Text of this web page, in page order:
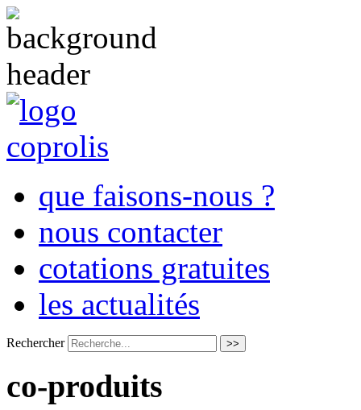
que faisons-nous ?
nous contacter
cotations gratuites
les actualités
Rechercher >>
co-produits